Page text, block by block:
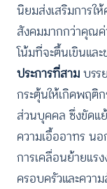
นิยมส่งเสริมการ
สังคมมากกว่าคุณ
โน้มที่จะตื้นเขินแล
ประการที่สามบรร
กระตุ้นให้เกิดพฤติ
ส่วนบุคคล ซึ่งขัดแ
ความเอื้ออาทร น
การเคลื่อนย้ายแร
ครอบครัวและควา